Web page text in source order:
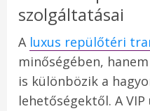
szolgáltatásai
A luxus repülőtéri
minőségében,
is különbözik a
lehetőségektől. A